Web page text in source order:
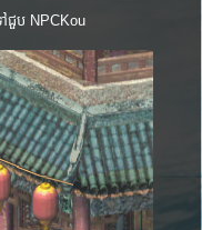
ជួប NPCKou